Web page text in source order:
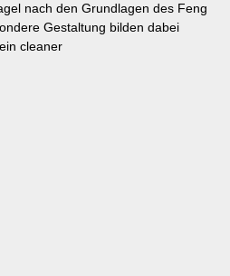
nach den Grundlagen des Feng
Gestaltung bilden dabei
cleaner